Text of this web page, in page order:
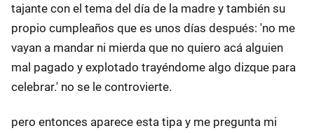
tajante con el tema del día de la madre y también su
propio cumpleaños que es unos días después: 'no me
vayan a mandar ni mierda que no quiero acá alguien
mal pagado y explotado trayéndome algo dizque para
celebrar.' no se le controvierte.
pero entonces aparece esta tipa y me pregunta mi